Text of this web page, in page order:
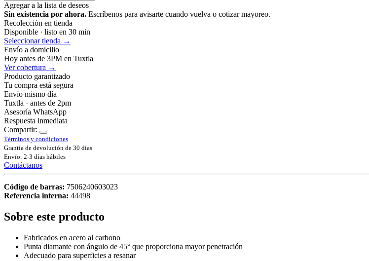
Agregar a la lista de deseos
Sin existencia por ahora. Escríbenos para avisarte cuando vuelva o cotizar mayoreo.
Recolección en tienda
Disponible · listo en 30 min
Seleccionar tienda →
Envío a domicilio
Hoy antes de 3PM en Tuxtla
Ver cobertura →
Producto garantizado
Tu compra está segura
Envío mismo día
Tuxtla · antes de 2pm
Asesoría WhatsApp
Respuesta inmediata
Compartir:
Términos y condiciones
Grantía de devolución de 30 días
Envío: 2-3 días hábiles
Contáctanos
Código de barras: 7506240603023
Referencia interna: 44498
Sobre este producto
Fabricados en acero al carbono
Punta diamante con ángulo de 45° que proporciona mayor penetración
Adecuado para superficies a resanar